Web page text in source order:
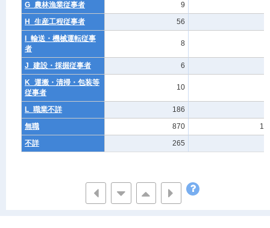
G_農林漁業従事者
9
H_生産工程従事者
56
I_輸送・機械運転従事
者
8
J_建設・採掘従事者 6
K_運搬・清掃・包装等
従事者
10
L_職業不詳 186
無職
870
19
不詳
265